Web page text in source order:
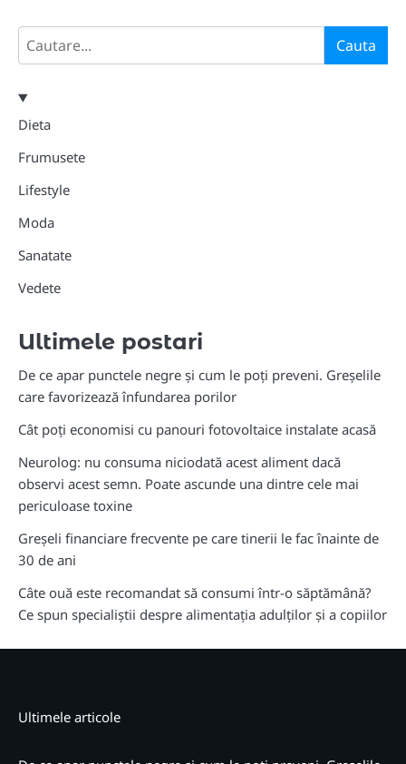
Search Cauta
Dieta
Frumusete
Lifestyle
Moda
Sanatate
Vedete
Ultimele postari
De ce apar punctele negre și cum le poți preveni. Greșelile
care favorizează înfundarea porilor
Cât poți economisi cu panouri fotovoltaice instalate acasă
Neurolog: nu consuma niciodată acest aliment dacă
observi acest semn. Poate ascunde una dintre cele mai
periculoase toxine
Greșeli financiare frecvente pe care tinerii le fac înainte de
30 de ani
Câte ouă este recomandat să consumi într-o săptămână?
Ce spun specialiștii despre alimentația adulților și a copiilor
Ultimele articole